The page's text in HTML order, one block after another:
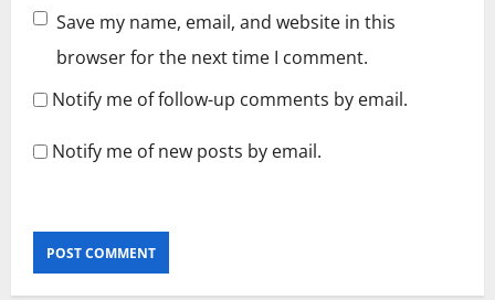
Save my name, email, and website in this
browser for the next time I comment.
Notify me of follow-up comments by email.
Notify me of new posts by email.